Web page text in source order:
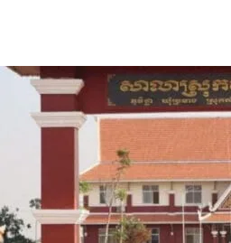
លទេសចរណ៍ លោក រុន រ័ត្នវាសនា រួចទៅ
ាថាការស៊ើបអង្កេតអាចប្រព្រឹត្តទៅដោយ
កចិត្តពីជនរងគ្រោះ និងពលរដ្ឋ ក៏ដូចជាធ
ាបានការស្រាវជ្រាវ និងស៊ើបអង្កេត ប្
គោលការណ៍ណែនាំ និងនីតិវិធីតាមផ្លូវច្ប
ាងថា ពួកគេត្រូវបានកម្លាំងនគរបាល
ាំងពីរនាក់នៅថ្ងៃទី១៣ និង១៤ ខែកក្កដ
សាកសួរពាក់ព័ន្ធជុំវិញបណ្ដឹងរបស់ម្ចាស់ក្